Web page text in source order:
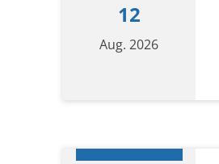
12
Aug. 2026